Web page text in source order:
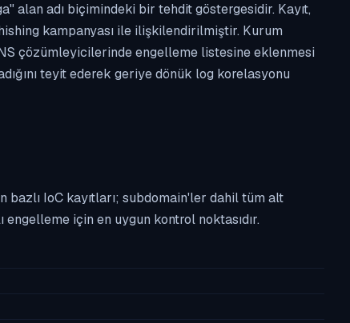
alan adı biçimindeki bir tehdit göstergesidir. Kayıt,
kampanyası ile ilişkilendirilmiştir. Kurum
çözümleyicilerinde engelleme listesine eklenmesi
teyit ederek geriye dönük log korelasyonu
bazlı IoC kayıtları; subdomain'ler dahil tüm alt
için en uygun kontrol noktasıdır.